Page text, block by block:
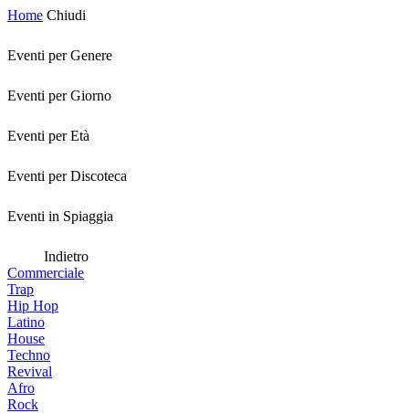
Home Chiudi
Eventi per Genere
Eventi per Giorno
Eventi per Età
Eventi per Discoteca
Eventi in Spiaggia
Indietro
Commerciale
Trap
Hip Hop
Latino
House
Techno
Revival
Afro
Rock